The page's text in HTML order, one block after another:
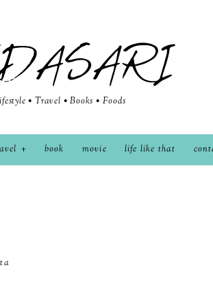
• Travel • Books • Foods
book movie life like that